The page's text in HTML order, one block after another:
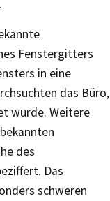
Fenstergitters
in eine
das Büro,
wurde. Weitere
des
Das
schweren